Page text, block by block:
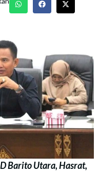
Barito Utara, Hasrat,